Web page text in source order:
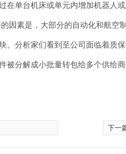
在单台机床或单元内增加机器人或
因素是，大部分的自动化和航空
。分析家们看到至公司面临着质
被分解成小批量转包给多个供给
下一